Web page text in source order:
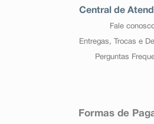
Central de
Fale
Entregas, Trocas e
Perguntas
Formas de